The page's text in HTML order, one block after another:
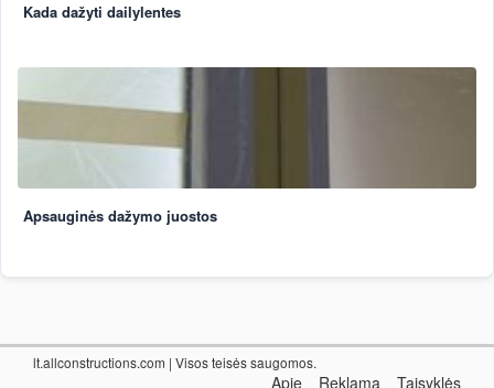
Kada dažyti dailylentes
Apsauginės dažymo juostos
lt.allconstructions.com | Visos teisės saugomos.
Apie Reklama Taisyklės